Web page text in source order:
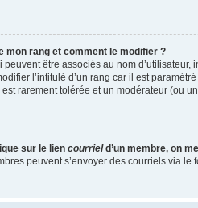
mon rang et comment le modifier ?
peuvent être associés au nom
l’intitulé d’un rang car il est
rarement tolérée et un modérateur (ou
sur le lien courrield’un membre, on
peuvent s’envoyer des courriels via